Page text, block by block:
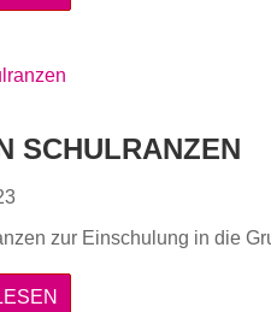
SCHULRANZEN
zur Einschulung in die